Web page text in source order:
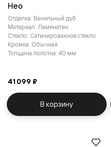
Нео
Отделка: Ванильный дуб
Материал: Ламинатин
Стекло: Сатинированное стекло
Кромка: Обычная
Толщина полотна: 40 мм
41 099 ₽
В корзину